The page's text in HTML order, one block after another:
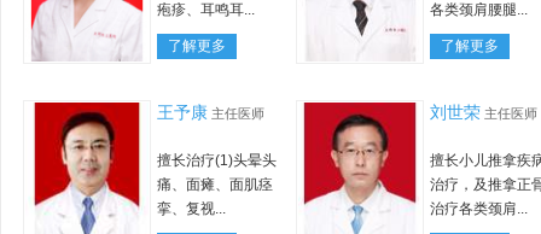
疱疹、耳鸣耳...
了解更多
各类颈肩腰腿...
了解更多
王予康 主任医师
擅长治疗(1)头晕头
痛、面瘫、面肌痉
挛、复视...
刘世荣 主任医师
擅长小儿推拿疾
治疗，及推拿正
治疗各类颈肩...